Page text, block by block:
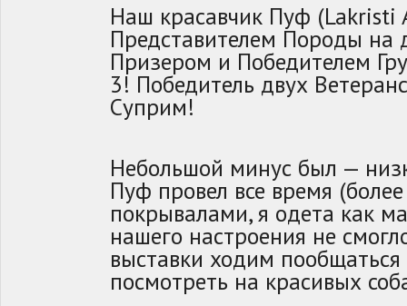
Наш красавчик Пуф (Lakristi
Представителем Породы на
Призером и Победителем
3! Победитель двух
Суприм!
Небольшой минус был —
Пуф провел все время
покрывалами, я одета как
нашего настроения не
выставки ходим
посмотреть на красивых